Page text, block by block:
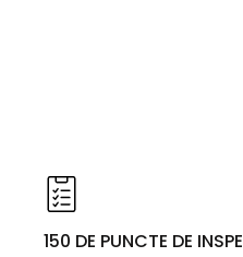
150 DE PUNCTE DE